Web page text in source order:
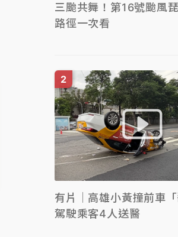
三颱共舞！第16號颱風
路徑一次看
有片｜高雄小黃撞前車
駕駛乘客4人送醫